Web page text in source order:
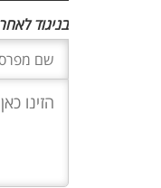
בניגוד